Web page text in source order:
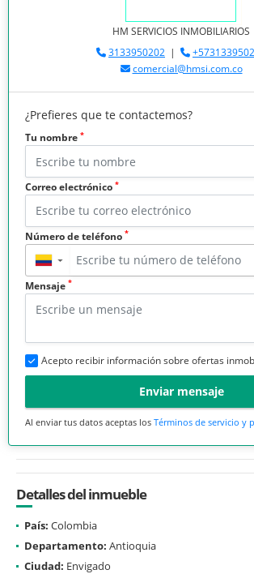
HM SERVICIOS INMOBILIARIOS
3133950202 |
comercial@hmsi.com.co
¿Prefieres que te contactemos?
Tu nombre *
Correo electrónico *
Número de teléfono *
▼
Mensaje *
Acepto recibir información sobre ofertas
Enviar mensaje
Al enviar tus datos aceptas los Términos de servicio y
Detalles del inmueble
País: Colombia
Departamento: Antioquia
Ciudad: Envigado